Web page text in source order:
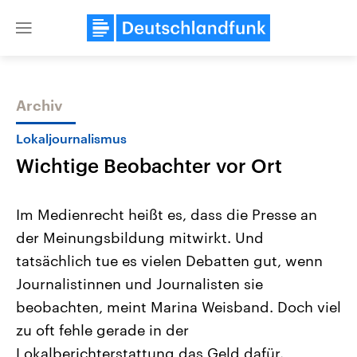
Close
Themen
Landtagswahl Sachsen-Anhalt
2026
Alle Informationen
Sachsen-Anhalt wählt am 6.
September 2026 einen neuen
Landtag. Seit 2021 wird das
Bundesland von einer Koalition aus
USA
Aktuelle Beiträge,
Hintergründe
Wirtschaftlich und
mit großem Einfluss auf
Archiv
Lokaljournalismus
Wichtige Beobachter vor Ort
Im Medienrecht heißt es, dass die Presse an
der Meinungsbildung mitwirkt. Und
tatsächlich tue es vielen Debatten gut, wenn
Journalistinnen und Journalisten sie
beobachten, meint Marina Weisband. Doch viel
zu oft fehle gerade in der
Lokalberichterstattung das Geld dafür.